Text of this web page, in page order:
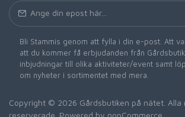
Bli Stammis genom att fylla i din e-post. Att
att du kommer få erbjudanden från
inbjudningar till olika aktiviteter/event samt
om nyheter i sortimentet med mera.
Copyright © 2026 Gårdsbutiken på nätet.
reserverade. Powered by nopCommerce